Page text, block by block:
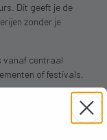
Dit geeft je de
zonder je
vanaf centraal
of festivals.
geeft toegang tot